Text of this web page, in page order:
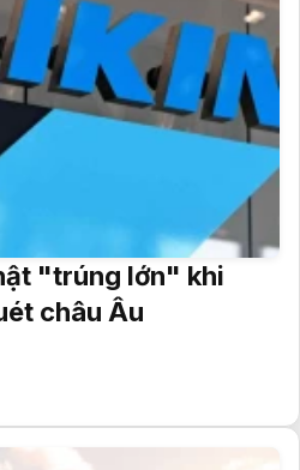
"trúng lớn" khi
châu Âu